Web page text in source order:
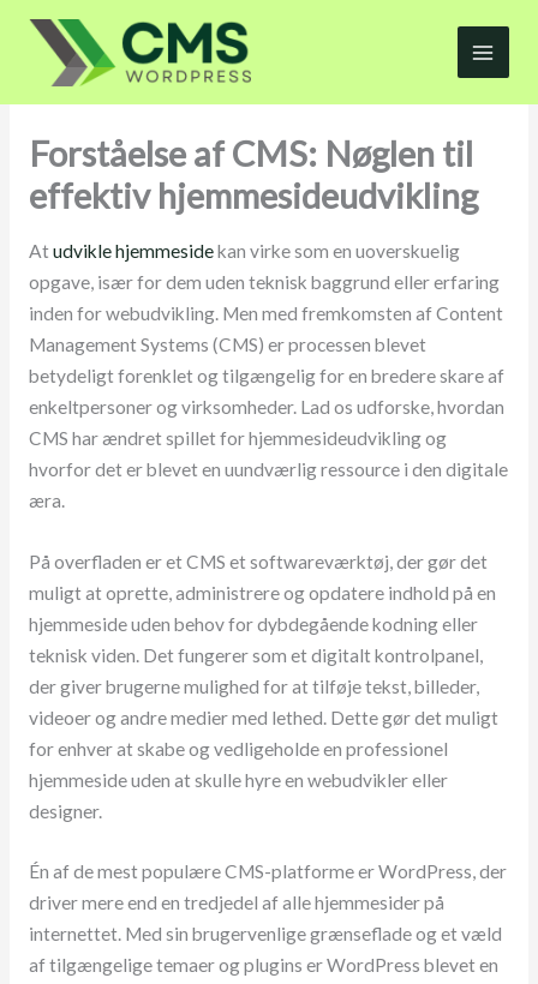
indholdet
Forståelse af CMS: Nøglen til
effektiv hjemmesideudvikling
Atudvikle hjemmesidekan virke som en uoverskuelig
opgave, især for dem uden teknisk baggrund eller erfaring
inden for webudvikling. Men med fremkomsten af Content
Management Systems (CMS) er processen blevet
betydeligt forenklet og tilgængelig for en bredere skare af
enkeltpersoner og virksomheder. Lad os udforske, hvordan
CMS har ændret spillet for hjemmesideudvikling og
hvorfor det er blevet en uundværlig ressource i den digitale
æra.
På overfladen er et CMS et softwareværktøj, der gør det
muligt at oprette, administrere og opdatere indhold på en
hjemmeside uden behov for dybdegående kodning eller
teknisk viden. Det fungerer som et digitalt kontrolpanel,
der giver brugerne mulighed for at tilføje tekst, billeder,
videoer og andre medier med lethed. Dette gør det muligt
for enhver at skabe og vedligeholde en professionel
hjemmeside uden at skulle hyre en webudvikler eller
designer.
Én af de mest populære CMS-platforme er WordPress, der
driver mere end en tredjedel af alle hjemmesider på
internettet. Med sin brugervenlige grænseflade og et væld
af tilgængelige temaer og plugins er WordPress blevet en